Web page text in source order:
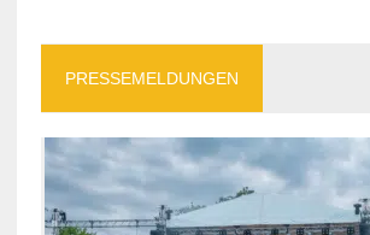
PRESSEMELDUNGEN